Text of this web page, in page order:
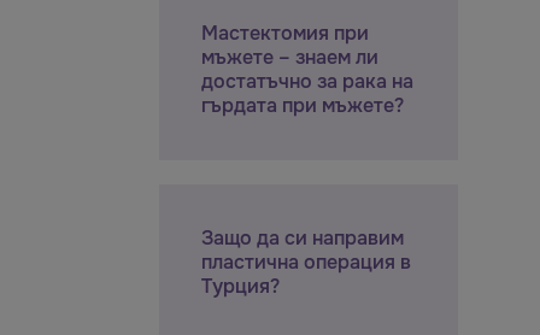
Мастектомия при
мъжете – знаем ли
достатъчно за рака на
гърдата при мъжете?
Защо да си направим
пластична операция в
Турция?